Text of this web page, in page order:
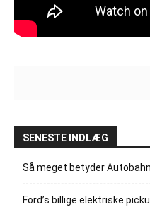
SENESTE INDLÆG
Så meget betyder
Ford’s billige elektriske